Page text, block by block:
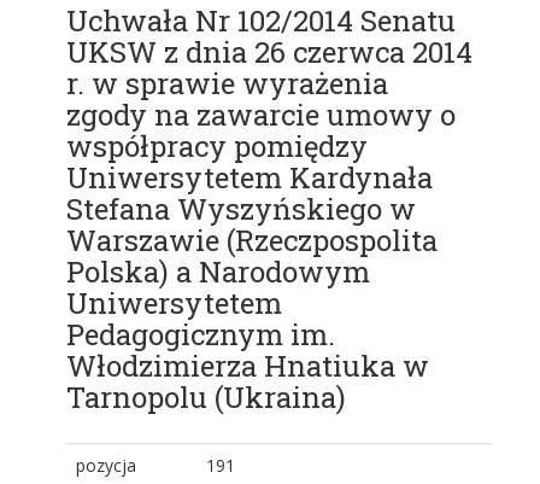
Uchwała Nr 102/2014 Senatu
UKSW z dnia 26 czerwca 2014
r. w sprawie wyrażenia
zgody na zawarcie umowy o
współpracy pomiędzy
Uniwersytetem Kardynała
Stefana Wyszyńskiego w
Warszawie (Rzeczpospolita
Polska) a Narodowym
Uniwersytetem
Pedagogicznym im.
Włodzimierza Hnatiuka w
Tarnopolu (Ukraina)
pozycja
191